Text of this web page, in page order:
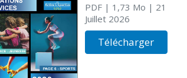
PDF| 1,73 Mo | 21
Juillet 2026
Télécharger